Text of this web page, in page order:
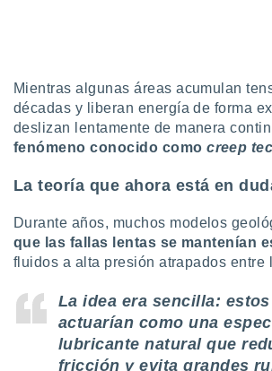
en
de
o acceder
Mientras algunas áreas acumulan
décadas y liberan energía de forma
deslizan lentamente de manera
fenómeno conocido comocreep
La teoría que ahora está en
Durante años, muchos modelos
que las fallas lentas se mantenían
fluidos a alta presión atrapados entre
La idea era sencilla:
actuarían como una
lubricante natural que
fricción y evita grandes